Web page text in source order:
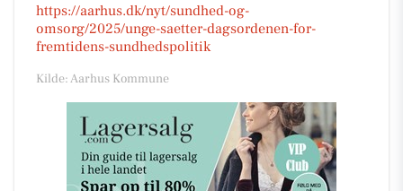
https://aarhus.dk/nyt/sundhed-og-
omsorg/2025/unge-saetter-dagsordenen-for-
fremtidens-sundhedspolitik
Kilde: Aarhus Kommune